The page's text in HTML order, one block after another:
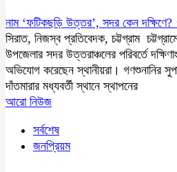
নাম ‘ফটিকছড়ি উত্তর’, সদর কেন দক্ষিণে?
সিরাত, নিজস্ব প্রতিবেদক, চট্টগ্রাম
উপজেলার সদর উত্তরাঞ্চলের পরিবর্তে
অভিযোগ করেছেন স্থানীয়রা। গণশুনানির
দাঁতমারার মধ্যবর্তী স্থানে স্থাপনের
আরো নিউজ
সর্বশেষ
জনপ্রিয়ম